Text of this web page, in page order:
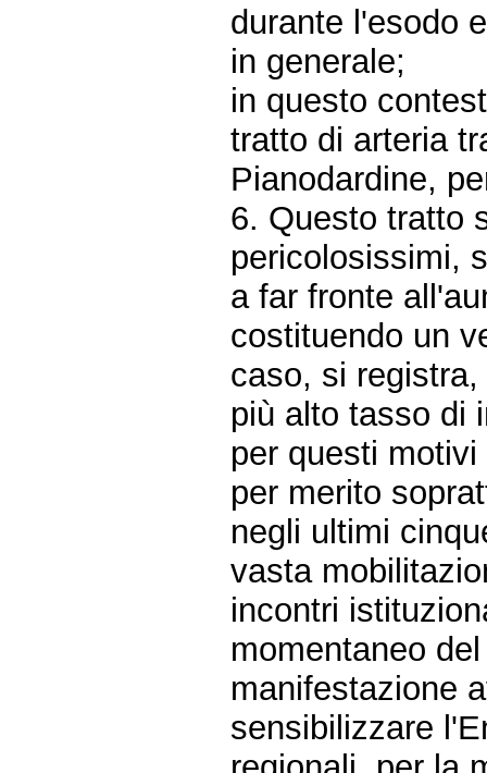
durante l'esodo
in generale;
in questo
tratto di arteria
Pianodardine,
6. Questo tratto
pericolosissimi,
a far fronte
costituendo un
caso, si
più alto tasso di
per questi
per merito
negli ultimi
vasta
incontri
momentaneo
manifestazione
sensibilizzare